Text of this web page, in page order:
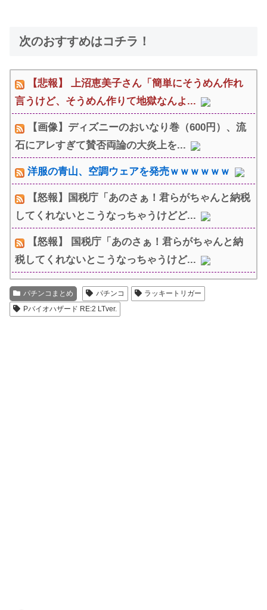
次のおすすめはコチラ！
【悲報】 上沼恵美子さん「簡単にそうめん作れ
言うけど、そうめん作りて地獄なんよ...
【画像】ディズニーのおいなり巻（600円）、流
石にアレすぎて賛否両論の大炎上を...
洋服の青山、空調ウェアを発売ｗｗｗｗｗｗ
【怒報】国税庁「あのさぁ！君らがちゃんと納税
してくれないとこうなっちゃうけどど...
【怒報】 国税庁「あのさぁ！君らがちゃんと納
税してくれないとこうなっちゃうけど...
パチンコまとめ パチンコ
ラッキートリガー
Pバイオハザード RE:2 LTver.